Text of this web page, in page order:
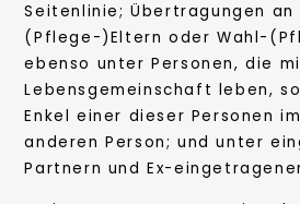
Seitenlinie; Übertragungen an
(Pflege-)Eltern oder Wahl-
ebenso unter Personen, die
Lebensgemeinschaft leben,
Enkel einer dieser Personen
anderen Person; und unter
Partnern und Ex-